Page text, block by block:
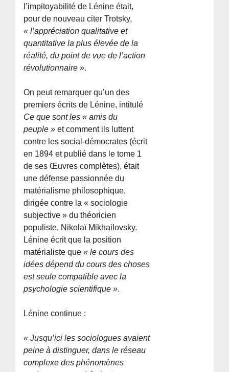
l’impitoyabilité de Lénine était,
pour de nouveau citer Trotsky,
« l’appréciation qualitative et
quantitative la plus élevée de la
réalité, du point de vue de l’action
révolutionnaire ».
On peut remarquer qu’un des
premiers écrits de Lénine, intitulé
Ce que sont les « amis du
peuple » et comment ils luttent
contre les social-démocrates (écrit
en 1894 et publié dans le tome 1
de ses Œuvres complètes), était
une défense passionnée du
matérialisme philosophique,
dirigée contre la « sociologie
subjective » du théoricien
populiste, Nikolaï Mikhailovsky.
Lénine écrit que la position
matérialiste que« le cours des
idées dépend du cours des choses
est seule compatible avec la
psychologie scientifique ».
Lénine continue :
« Jusqu’ici les sociologues avaient
peine à distinguer, dans le réseau
complexe des phénomènes